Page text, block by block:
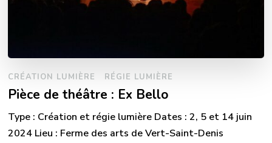
CRÉATION LUMIÈRE RÉGIE LUMIÈRE
Pièce de théâtre : Ex Bello
Type : Création et régie lumière Dates : 2, 5 et 14 juin
2024 Lieu : Ferme des arts de Vert-Saint-Denis